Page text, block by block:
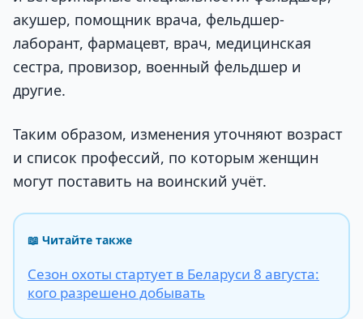
акушер, помощник врача, фельдшер-
лаборант, фармацевт, врач, медицинская
сестра, провизор, военный фельдшер и
другие.
Таким образом, изменения уточняют возраст
и список профессий, по которым женщин
могут поставить на воинский учёт.
📖 Читайте также
Сезон охоты стартует в Беларуси 8 августа:
кого разрешено добывать